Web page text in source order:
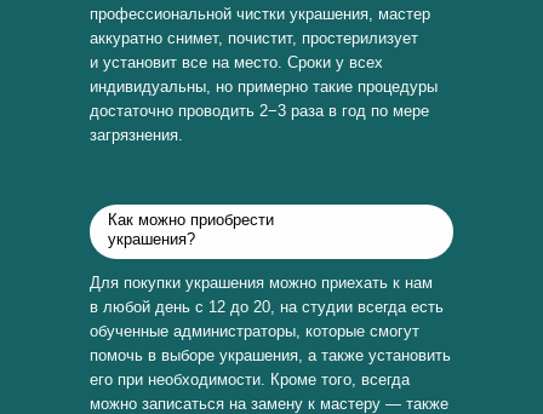
профессиональной чистки украшения, мастер
аккуратно снимет, почистит, простерилизует
и установит все на место. Сроки у всех
индивидуальны, но примерно такие процедуры
достаточно проводить 2−3 раза в год по мере
загрязнения.
Как можно приобрести
украшения?
Для покупки украшения можно приехать к нам
в любой день с 12 до 20, на студии всегда есть
обученные администраторы, которые смогут
помочь в выборе украшения, а также установить
его при необходимости. Кроме того, всегда
можно записаться на замену к мастеру — также